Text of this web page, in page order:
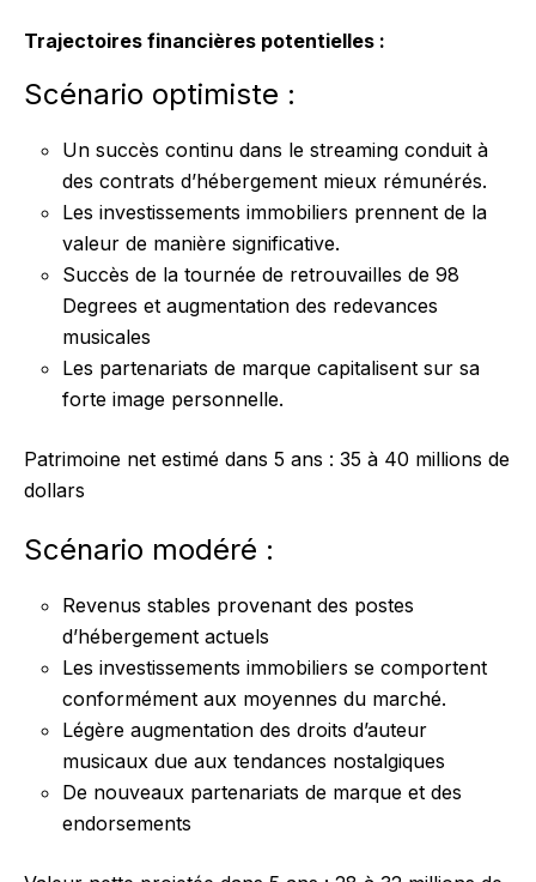
Trajectoires financières potentielles :
Scénario optimiste :
Un succès continu dans le streaming conduit à
des contrats d’hébergement mieux rémunérés.
Les investissements immobiliers prennent de la
valeur de manière significative.
Succès de la tournée de retrouvailles de 98
Degrees et augmentation des redevances
musicales
Les partenariats de marque capitalisent sur sa
forte image personnelle.
Patrimoine net estimé dans 5 ans : 35 à 40 millions de
dollars
Scénario modéré :
Revenus stables provenant des postes
d’hébergement actuels
Les investissements immobiliers se comportent
conformément aux moyennes du marché.
Légère augmentation des droits d’auteur
musicaux due aux tendances nostalgiques
De nouveaux partenariats de marque et des
endorsements